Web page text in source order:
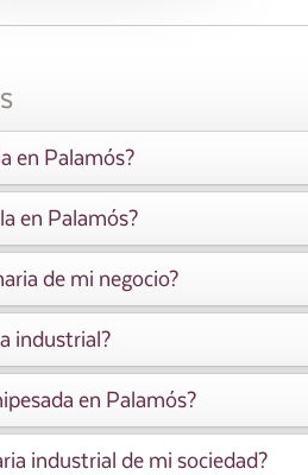
en Palamós?
en Palamós?
de mi negocio?
industrial?
en Palamós?
industrial de mi sociedad?